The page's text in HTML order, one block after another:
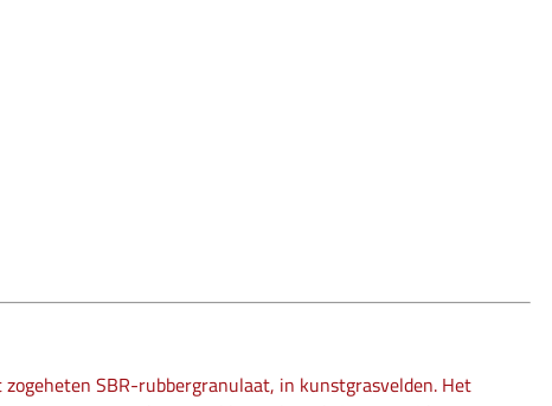
SBR-rubbergranulaat, in kunstgrasvelden. Het